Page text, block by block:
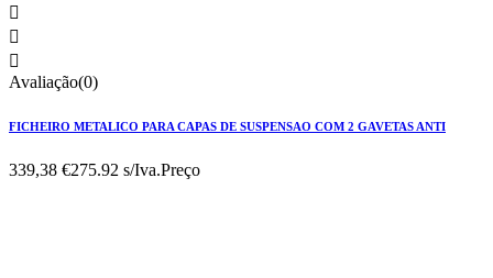



Avaliação(0)
FICHEIRO METALICO PARA CAPAS DE SUSPENSAO COM 2 GAVETAS ANTI
339,38 €275.92 s/Iva.Preço